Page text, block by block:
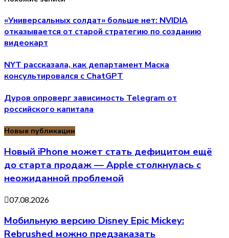
«Универсальных солдат» больше нет: NVIDIA
отказывается от старой стратегию по созданию
видеокарт
NYT рассказала, как департамент Маска
консультировался с ChatGPT
Дуров опроверг зависимость Telegram от
российского капитала
Новые публикации
Новый iPhone может стать дефицитом ещё
до старта продаж — Apple столкнулась с
неожиданной проблемой
07.08.2026
Мобильную версию Disney Epic Mickey:
Rebrushed можно предзаказать